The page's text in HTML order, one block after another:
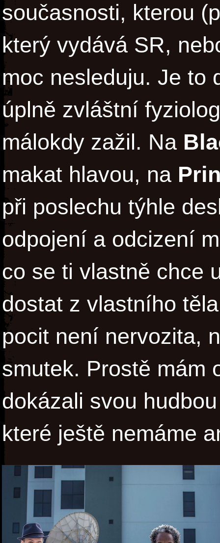
současnosti, kterou
který vydává SR,
moc nesleduju. Je to
úplně zvláštní
málokdy zažil. Na
makat hlavou, na
při poslechu týhle
odpojení a odcizení
co se ti vlastně chce
dostat z vlastního
pocit není nervozita,
smutek. Prostě mám
dokázali svou
které ještě nemáme